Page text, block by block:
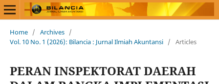
Home / Archives /
Vol. 10 No. 1 (2026): Bilancia : Jurnal Ilmiah Akuntansi / Articles
PERAN INSPEKTORAT DAERAH